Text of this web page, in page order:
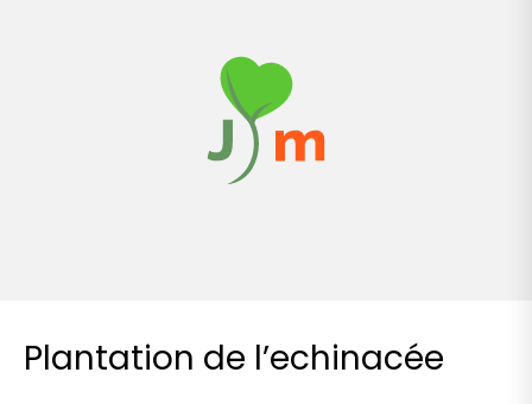
Plantation de l’echinacée